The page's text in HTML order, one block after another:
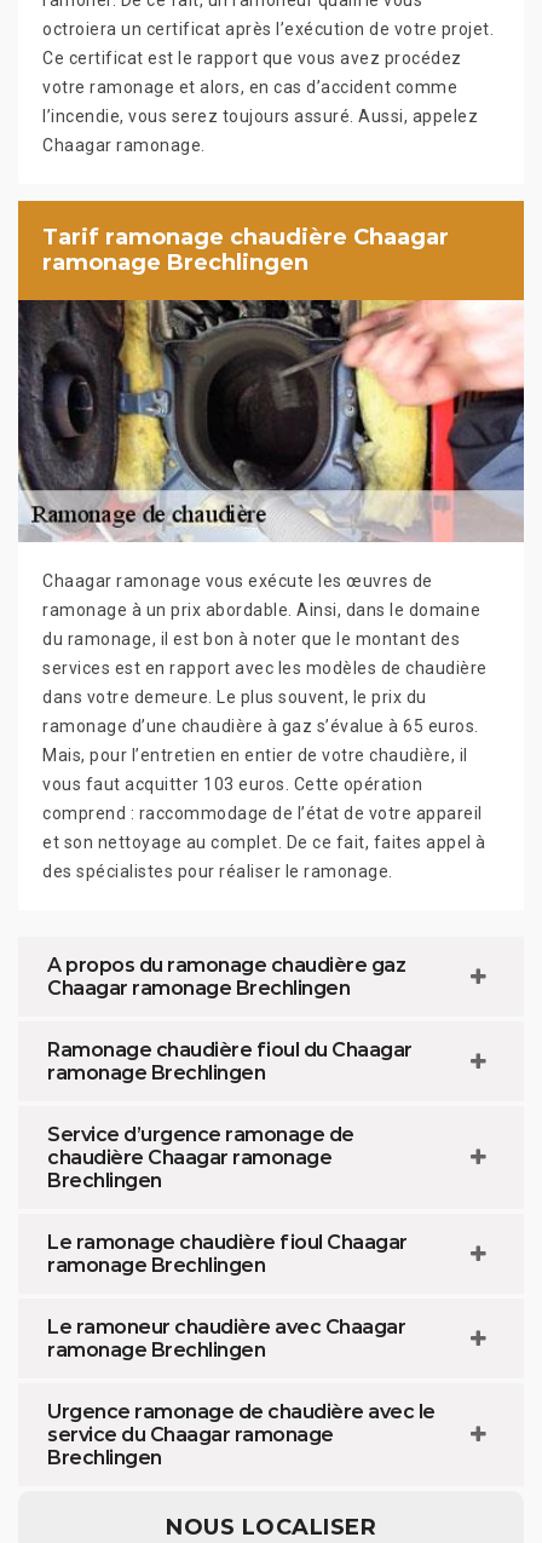
octroiera un certificat après l’exécution de votre projet.
Ce certificat est le rapport que vous avez procédez
votre ramonage et alors, en cas d’accident comme
l’incendie, vous serez toujours assuré. Aussi, appelez
Chaagar ramonage.
Tarif ramonage chaudière Chaagar
ramonage Brechlingen
Chaagar ramonage vous exécute les œuvres de
ramonage à un prix abordable. Ainsi, dans le domaine
du ramonage, il est bon à noter que le montant des
services est en rapport avec les modèles de chaudière
dans votre demeure. Le plus souvent, le prix du
ramonage d’une chaudière à gaz s’évalue à 65 euros.
Mais, pour l’entretien en entier de votre chaudière, il
vous faut acquitter 103 euros. Cette opération
comprend : raccommodage de l’état de votre appareil
et son nettoyage au complet. De ce fait, faites appel à
des spécialistes pour réaliser le ramonage.
A propos du ramonage chaudière gaz
Chaagar ramonage Brechlingen
Ramonage chaudière fioul du Chaagar
ramonage Brechlingen
Service d’urgence ramonage de
chaudière Chaagar ramonage
Brechlingen
Le ramonage chaudière fioul Chaagar
ramonage Brechlingen
Le ramoneur chaudière avec Chaagar
ramonage Brechlingen
Urgence ramonage de chaudière avec le
service du Chaagar ramonage
Brechlingen
NOUS LOCALISER